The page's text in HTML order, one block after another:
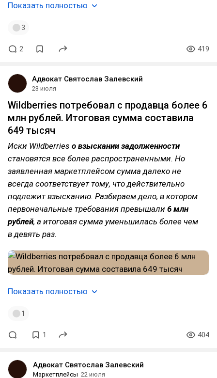
Показать полностью
3
2 419
Адвокат Святослав Залевский
23 июля
Wildberries потребовал с продавца более 6
млн рублей. Итоговая сумма составила
649 тысяч
Иски Wildberries о взыскании задолженности
становятся все более распространенными. Но
заявленная маркетплейсом сумма далеко не
всегда соответствует тому, что действительно
подлежит взысканию. Разбираем дело, в котором
первоначальные требования превышали 6 млн
рублей, а итоговая сумма уменьшилась более чем
в девять раз.
Показать полностью
1
1 404
Адвокат Святослав Залевский
Маркетплейсы 22 июля